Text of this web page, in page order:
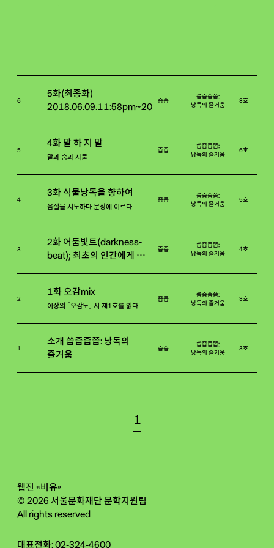
6
5화(최종화)
2018.06.09.11:58pm~2018.06.10.00:03am
즙즙
씁즙즙쯥:
낭독의 즐거움
8호
5
4화 말 하 지 말
말과 숨과 사물
즙즙
씁즙즙쯥:
낭독의 즐거움
6호
4
3화 식물낭독을 향하여
음절을 시도하다 문장에 이르다
즙즙
씁즙즙쯥:
낭독의 즐거움
5호
3
2화 어둠빛트(darkness-
beat); 최초의 인간에게
즙즙
씁즙즙쯥:
낭독의 즐거움
4호
2
1화 오감mix
이상의 「오감도」 시 제1호를 읽다
즙즙
씁즙즙쯥:
낭독의 즐거움
3호
1
소개 씁즙즙쯥: 낭독의
즐거움
즙즙
씁즙즙쯥:
낭독의 즐거움
3호
1
웹진 «비유»
© 2026 서울문화재단 문학지원팀
All rights reserved
대표전화: 02-324-4600